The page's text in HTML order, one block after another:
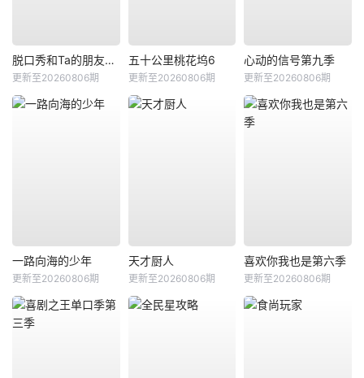
脱口秀和Ta的朋友们第三季
更新至20260806期
五十公里桃花坞6
更新至20260806期
心动的信号第九季
更新至20260806期
一路向海的少年
更新至20260806期
天才厨人
更新至20260806期
喜欢你我也是第六季
更新至20260806期